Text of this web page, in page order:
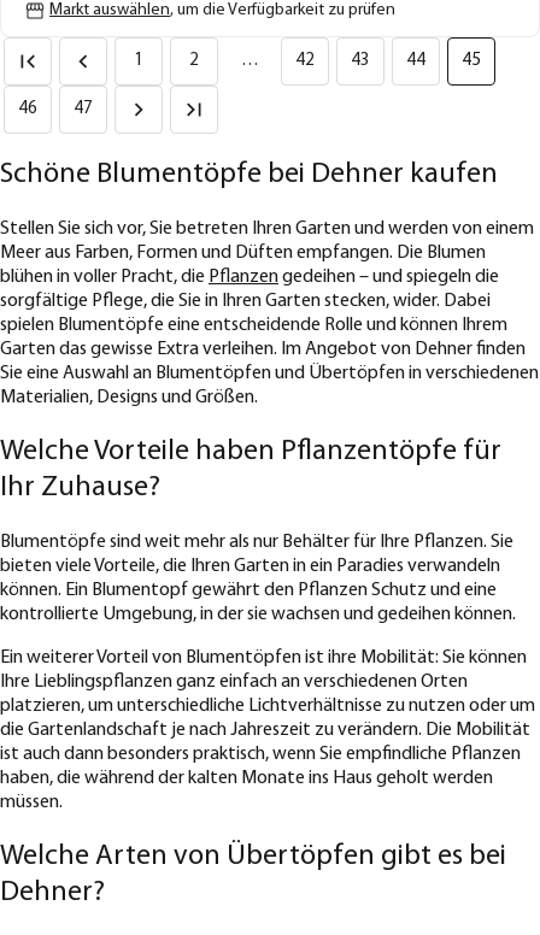
Markt auswählen, um die Verfügbarkeit zu prüfen
1 2 … 42 43 44 45
46 47
Schöne Blumentöpfe bei Dehner kaufen
Stellen Sie sich vor, Sie betreten Ihren Garten und werden von einem
Meer aus Farben, Formen und Düften empfangen. Die Blumen
blühen in voller Pracht, die Pflanzengedeihen – und spiegeln die
sorgfältige Pflege, die Sie in Ihren Garten stecken, wider. Dabei
spielen Blumentöpfe eine entscheidende Rolle und können Ihrem
Garten das gewisse Extra verleihen. Im Angebot von Dehner finden
Sie eine Auswahl an Blumentöpfen und Übertöpfen in verschiedenen
Materialien, Designs und Größen.
Welche Vorteile haben Pflanzentöpfe für
Ihr Zuhause?
Blumentöpfe sind weit mehr als nur Behälter für Ihre Pflanzen. Sie
bieten viele Vorteile, die Ihren Garten in ein Paradies verwandeln
können. Ein Blumentopf gewährt den Pflanzen Schutz und eine
kontrollierte Umgebung, in der sie wachsen und gedeihen können.
Ein weiterer Vorteil von Blumentöpfen ist ihre Mobilität: Sie können
Ihre Lieblingspflanzen ganz einfach an verschiedenen Orten
platzieren, um unterschiedliche Lichtverhältnisse zu nutzen oder um
die Gartenlandschaft je nach Jahreszeit zu verändern. Die Mobilität
ist auch dann besonders praktisch, wenn Sie empfindliche Pflanzen
haben, die während der kalten Monate ins Haus geholt werden
müssen.
Welche Arten von Übertöpfen gibt es bei
Dehner?